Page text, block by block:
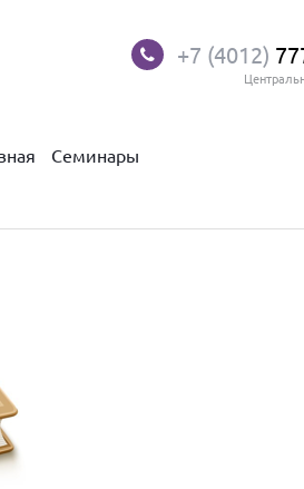
+7 (4012)
Семинары